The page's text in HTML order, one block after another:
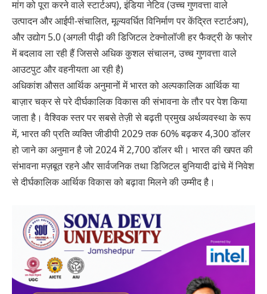
मांग को पूरा करने वाले स्टार्टअप), इंडिया नेटिव (उच्च गुणवत्ता वाले
उत्पादन और आईपी-संचालित, मूल्यवर्धित विनिर्माण पर केंद्रित स्टार्टअप),
और उद्योग 5.0 (अगली पीढ़ी की डिजिटल टेक्नोलॉजी हर फैक्ट्री के फ्लोर
में बदलाव ला रही हैं जिससे अधिक कुशल संचालन, उच्च गुणवत्ता वाले
आउटपुट और वहनीयता आ रही है)
अधिकांश औसत आर्थिक अनुमानों में भारत को अल्पकालिक आर्थिक या
बाज़ार चक्र से परे दीर्घकालिक विकास की संभावना के तौर पर पेश किया
जाता है। वैश्विक स्तर पर सबसे तेज़ी से बढ़ती प्रमुख अर्थव्यवस्था के रूप
में, भारत की प्रति व्यक्ति जीडीपी 2029 तक 60% बढ़कर 4,300 डॉलर
हो जाने का अनुमान है जो 2024 में 2,700 डॉलर थी। भारत की खपत की
संभावना मज़बूत रहने और सार्वजनिक तथा डिजिटल बुनियादी ढांचे में निवेश
से दीर्घकालिक आर्थिक विकास को बढ़ावा मिलने की उम्मीद है।